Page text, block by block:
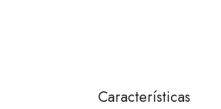
Características